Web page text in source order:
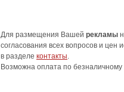
Для размещения Вашей рекламы
согласования всех вопросов и цен
в разделе контакты.
Возможна оплата по безналичному